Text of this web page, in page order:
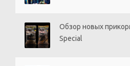
Обзор новых
Special